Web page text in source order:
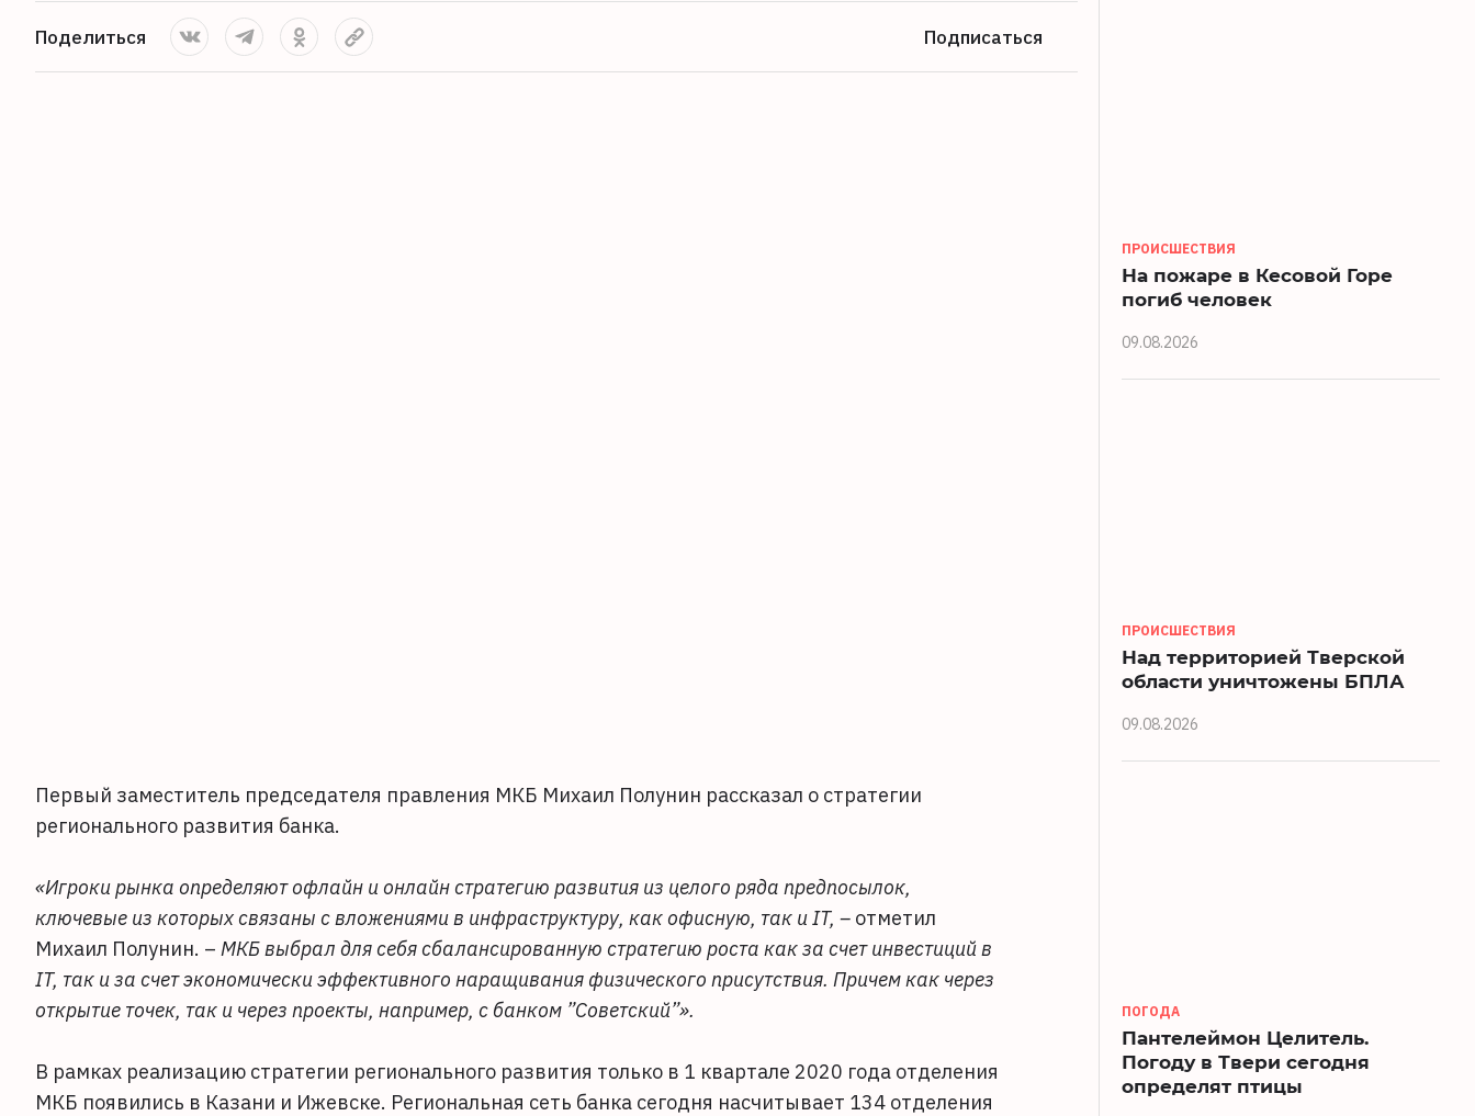
Поделиться Подписаться
Первый заместитель председателя правления МКБ Михаил Полунин рассказал о стратегии
регионального развития банка.
«Игроки рынка определяют офлайн и онлайн стратегию развития из целого ряда предпосылок,
ключевые из которых связаны с вложениями в инфраструктуру, как офисную, так и IT, – отметил
Михаил Полунин. – МКБ выбрал для себя сбалансированную стратегию роста как за счет инвестиций в
IT, так и за счет экономически эффективного наращивания физического присутствия. Причем как через
открытие точек, так и через проекты, например, с банком ”Советский”».
В рамках реализацию стратегии регионального развития только в 1 квартале 2020 года отделения
МКБ появились в Казани и Ижевске. Региональная сеть банка сегодня насчитывает 134 отделения
ПРОИСШЕСТВИЯ
На пожаре в Кесовой Горе
погиб человек
09.08.2026
ПРОИСШЕСТВИЯ
Над территорией Тверской
области уничтожены БПЛА
09.08.2026
ПОГОДА
Пантелеймон Целитель.
Погоду в Твери сегодня
определят птицы